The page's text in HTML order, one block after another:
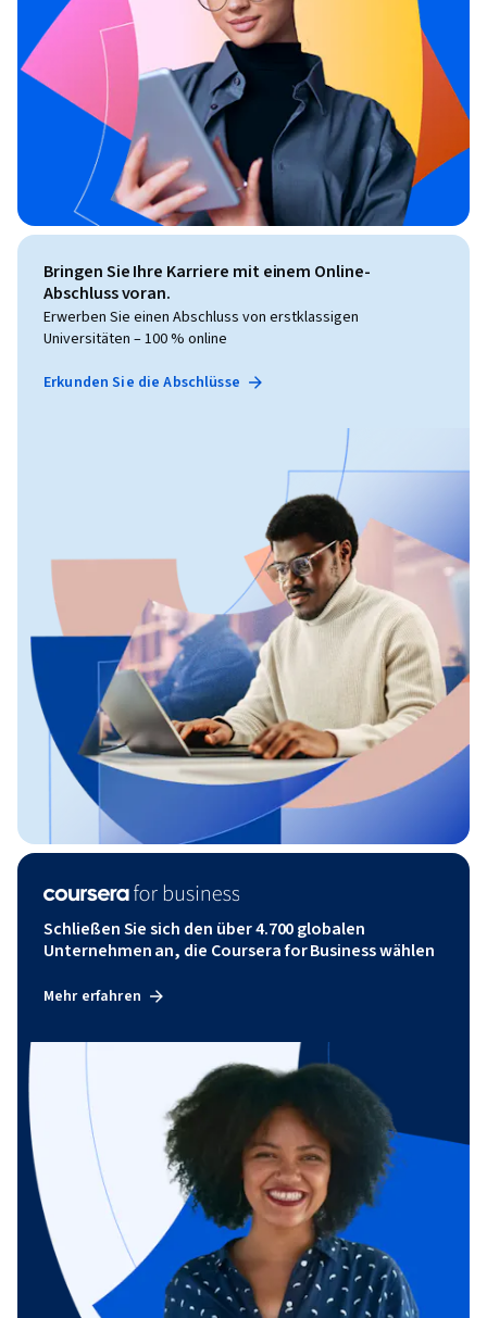
Bringen Sie Ihre Karriere mit einem Online-
Abschluss voran.
Erwerben Sie einen Abschluss von erstklassigen
Universitäten – 100 % online
Erkunden Sie die Abschlüsse
Schließen Sie sich den über 4.700 globalen
Unternehmen an, die Coursera for Business wählen
Mehr erfahren